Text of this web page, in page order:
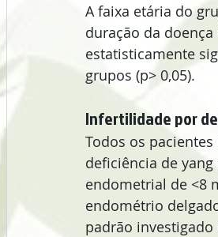
A faixa etária do
duração da
estatisticamente
grupos (p> 0,05).
Infertilidade por
Todos os
deficiência de
endometrial de <8
endométrio
padrão